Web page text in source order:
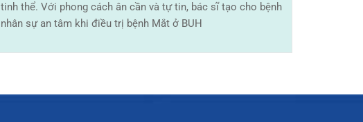
tinh thể. Với phong cách ân cần và tự tin, bác sĩ tạo cho bệnh
nhân sự an tâm khi điều trị bệnh Mắt ở BUH